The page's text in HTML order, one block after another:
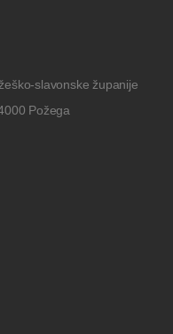
slavonske županije
Požega